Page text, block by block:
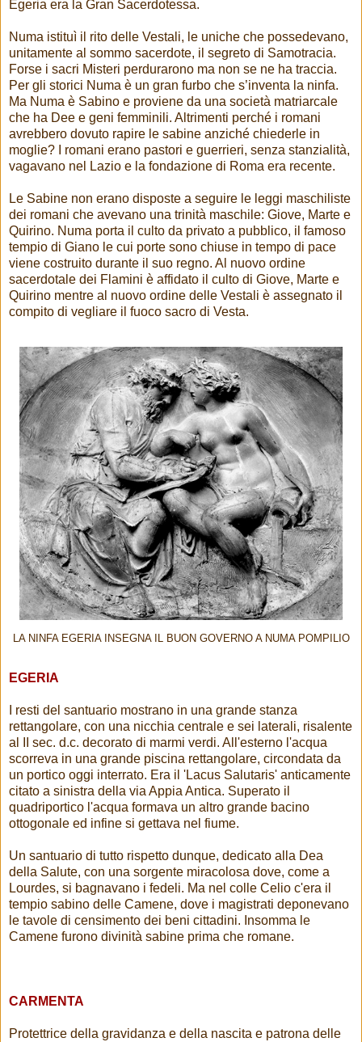
Egeria era la Gran Sacerdotessa.
Numa istituì il rito delle Vestali, le uniche che possedevano,
unitamente al sommo sacerdote, il segreto di Samotracia.
Forse i sacri Misteri perdurarono ma non se ne ha traccia.
Per gli storici Numa è un gran furbo che s’inventa la ninfa.
Ma Numa è Sabino e proviene da una società matriarcale
che ha Dee e geni femminili. Altrimenti perché i romani
avrebbero dovuto rapire le sabine anziché chiederle in
moglie? I romani erano pastori e guerrieri, senza stanzialità,
vagavano nel Lazio e la fondazione di Roma era recente.
Le Sabine non erano disposte a seguire le leggi maschiliste
dei romani che avevano una trinità maschile: Giove, Marte e
Quirino. Numa porta il culto da privato a pubblico, il famoso
tempio di Giano le cui porte sono chiuse in tempo di pace
viene costruito durante il suo regno. Al nuovo ordine
sacerdotale dei Flamini è affidato il culto di Giove, Marte e
Quirino mentre al nuovo ordine delle Vestali è assegnato il
compito di vegliare il fuoco sacro di Vesta.
LA NINFA EGERIA INSEGNA IL BUON GOVERNO A NUMA POMPILIO
EGERIA
I resti del santuario mostrano in una grande stanza
rettangolare, con una nicchia centrale e sei laterali, risalente
al II sec. d.c. decorato di marmi verdi. All'esterno l'acqua
scorreva in una grande piscina rettangolare, circondata da
un portico oggi interrato. Era il 'Lacus Salutaris' anticamente
citato a sinistra della via Appia Antica. Superato il
quadriportico l'acqua formava un altro grande bacino
ottogonale ed infine si gettava nel fiume.
Un santuario di tutto rispetto dunque, dedicato alla Dea
della Salute, con una sorgente miracolosa dove, come a
Lourdes, si bagnavano i fedeli. Ma nel colle Celio c'era il
tempio sabino delle Camene, dove i magistrati deponevano
le tavole di censimento dei beni cittadini. Insomma le
Camene furono divinità sabine prima che romane.
CARMENTA
Protettrice della gravidanza e della nascita e patrona delle